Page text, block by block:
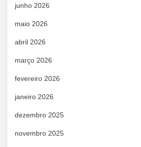
junho 2026
maio 2026
abril 2026
março 2026
fevereiro 2026
janeiro 2026
dezembro 2025
novembro 2025